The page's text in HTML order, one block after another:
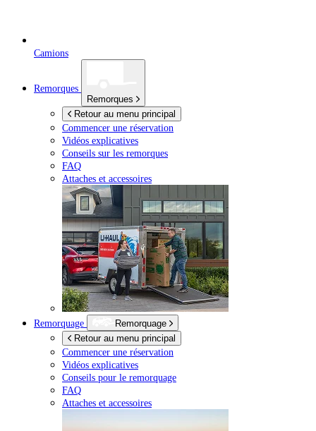
Camions
Remorques
Remorques
Retour au menu principal
Commencer une réservation
Vidéos explicatives
Conseils sur les remorques
FAQ
Attaches et accessoires
Remorquage
Remorquage
Retour au menu principal
Commencer une réservation
Vidéos explicatives
Conseils pour le remorquage
FAQ
Attaches et accessoires